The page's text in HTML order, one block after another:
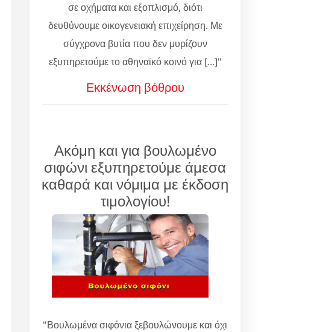
σε οχήματα και εξοπλισμό, διότι
δευθύνουμε οικογενειακή επιχείρηση. Με
σύγχρονα βυτία που δεν μυρίζουν
εξυπηρετούμε το αθηναϊκό κοινό για [...]"
Εκκένωση βόθρου
Ακόμη και για βουλωμένο
σιφώνι εξυπηρετούμε άμεσα
καθαρά και νόμιμα με έκδοση
τιμολογίου!
"Βουλωμένα σιφόνια ξεβουλώνουμε και όχι